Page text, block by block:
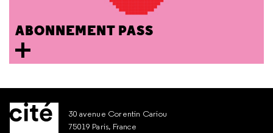
ABONNEMENT PASS
30 avenue Corentin Cariou
75019 Paris, France